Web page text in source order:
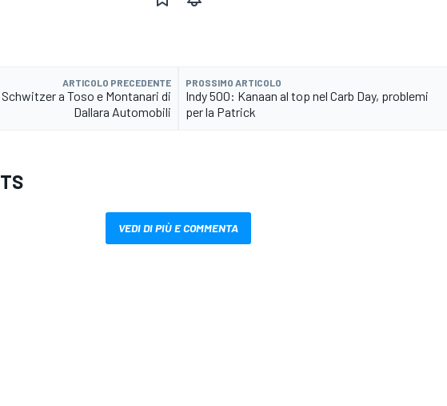
ARTICOLO PRECEDENTE
a Toso e Montanari di
Dallara Automobili
PROSSIMO ARTICOLO
Indy 500: Kanaan al top nel Carb Day, problemi
per la Patrick
VEDI DI PIÙ E COMMENTA